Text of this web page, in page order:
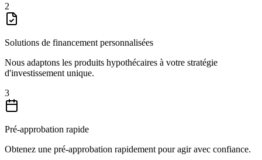
2
Solutions de financement personnalisées
Nous adaptons les produits hypothécaires à votre stratégie
d'investissement unique.
3
Pré-approbation rapide
Obtenez une pré-approbation rapidement pour agir avec confiance.